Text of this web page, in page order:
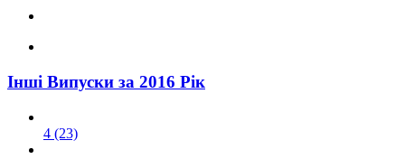
Інші Випуски за 2016 Рік
4 (23)